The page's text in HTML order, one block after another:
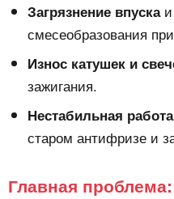
Загрязнение впускаи
смесеобразования
Износ катушек и
зажигания.
Нестабильная
старом антифризе и
Главная